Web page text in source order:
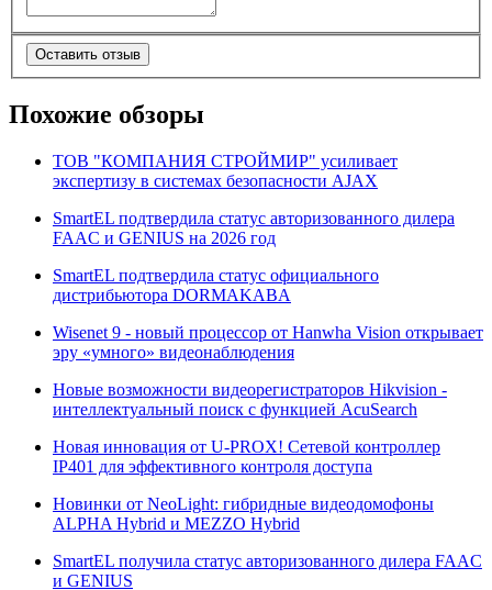
Оставить отзыв
Похожие обзоры
ТОВ "КОМПАНИЯ СТРОЙМИР" усиливает
экспертизу в системах безопасности AJAX
SmartEL подтвердила статус авторизованного дилера
FAAC и GENIUS на 2026 год
SmartEL подтвердила статус официального
дистрибьютора DORMAKABA
Wisenet 9 - новый процессор от Hanwha Vision открывает
эру «умного» видеонаблюдения
Новые возможности видеорегистраторов Hikvision -
интеллектуальный поиск с функцией AcuSearch
Новая инновация от U-PROX! Сетевой контроллер
IP401 для эффективного контроля доступа
Новинки от NeoLight: гибридные видеодомофоны
ALPHA Hybrid и MEZZO Hybrid
SmartEL получила статус авторизованного дилера FAAC
и GENIUS